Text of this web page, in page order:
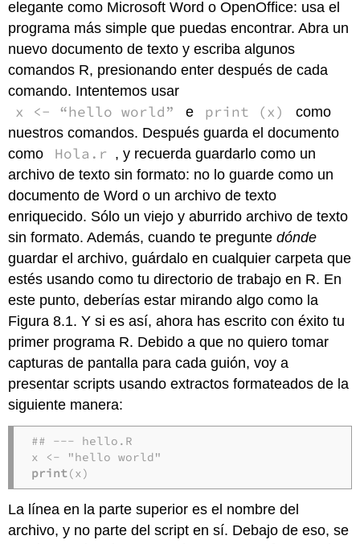
elegante como Microsoft Word o OpenOffice: usa el
programa más simple que puedas encontrar. Abra un
nuevo documento de texto y escriba algunos
comandos R, presionando enter después de cada
comando. Intentemos usar
x <- “hello world” e print (x)
como
nuestros comandos. Después guarda el documento
como
Hola.r , y recuerda guardarlo como un
archivo de texto sin formato: no lo guarde como un
documento de Word o un archivo de texto
enriquecido. Sólo un viejo y aburrido archivo de texto
sin formato. Además, cuando te preguntedónde
guardar el archivo, guárdalo en cualquier carpeta que
estés usando como tu directorio de trabajo en R. En
este punto, deberías estar mirando algo como la
Figura 8.1. Y si es así, ahora has escrito con éxito tu
primer programa R. Debido a que no quiero tomar
capturas de pantalla para cada guión, voy a
presentar scripts usando extractos formateados de la
siguiente manera:
## --- hello.R
print(x)
La línea en la parte superior es el nombre del
archivo, y no parte del script en sí. Debajo de eso, se